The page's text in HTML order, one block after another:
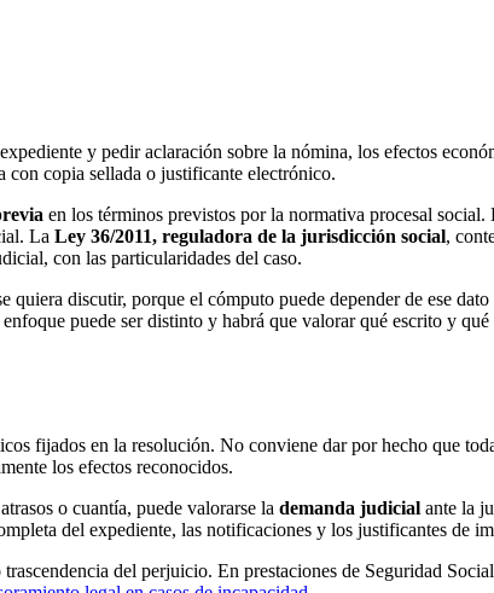
y pedir aclaración sobre la nómina, los efectos
con copia sellada o justificante electrónico.
en los términos previstos por la normativa procesal social.
La Ley 36/2011, reguladora de la jurisdicción social,
con las particularidades del caso.
discutir, porque el cómputo puede depender de ese
puede ser distinto y habrá que valorar qué escrito y qué
fijados en la resolución. No conviene dar por hecho que
los efectos reconocidos.
o cuantía, puede valorarse la demanda judicial ante la
del expediente, las notificaciones y los justificantes de
del perjuicio. En prestaciones de Seguridad